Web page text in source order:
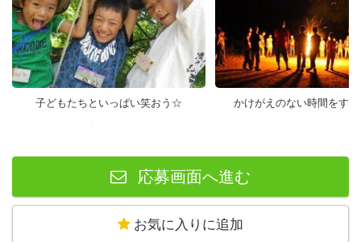
子どもたちといっぱい笑おう☆ かけがえのない時間をす
応募画面へ進む
お気に入りに追加